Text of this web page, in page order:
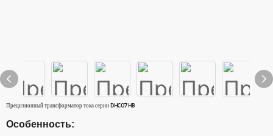
Прецизионный трансформатор тока серии DHC07HB
Особенность: